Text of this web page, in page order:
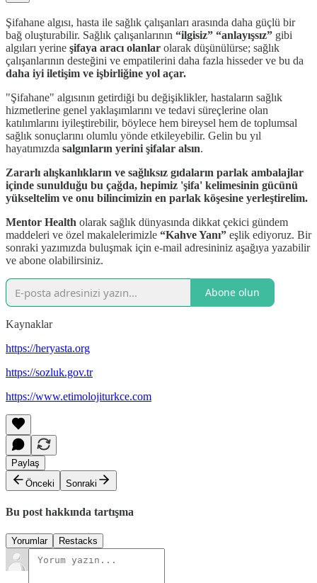
Şifahane algısı, hasta ile sağlık çalışanları arasında daha güçlü bir
bağ oluşturabilir. Sağlık çalışanlarının “ilgisiz” “anlayışsız” gibi
algıları yerine şifaya aracı olanlar olarak düşünülürse; sağlık
çalışanlarının desteğini ve empatilerini daha fazla hisseder ve bu da
daha iyi iletişim ve işbirliğine yol açar.
"Şifahane" algısının getirdiği bu değişiklikler, hastaların sağlık
hizmetlerine genel yaklaşımlarını ve tedavi süreçlerine olan
katılımlarını iyileştirebilir, böylece hem bireysel hem de toplumsal
sağlık sonuçlarını olumlu yönde etkileyebilir. Gelin bu yıl
hayatımızda salgınların yerini şifalar alsın.
Zararlı alışkanlıkların ve sağlıksız gıdaların parlak ambalajlar
içinde sunulduğu bu çağda, hepimiz 'şifa' kelimesinin gücünü
yükseltelim ve onu bilincimizin en parlak köşesine yerleştirelim.
Mentor Health olarak sağlık dünyasında dikkat çekici gündem
maddeleri ve özel makalelerimizle “Kahve Yanı” eşlik ediyoruz. Bir
sonraki yazımızda buluşmak için e-mail adresininiz aşağıya yazabilir
ve abone olabilirsiniz.
Abone olun
Kaynaklar
https://heryasta.org
https://sozluk.gov.tr
https://www.etimolojiturkce.com
Paylaş
Önceki
Sonraki
Bu post hakkında tartışma
Yorumlar Restacks